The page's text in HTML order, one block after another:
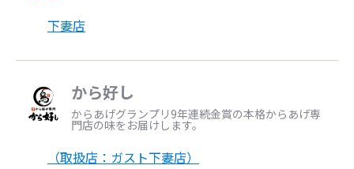
下妻店
から好し
からあげグランプリ9年連続金賞の本格からあげ専
門店の味をお届けします。
（取扱店：ガスト下妻店）